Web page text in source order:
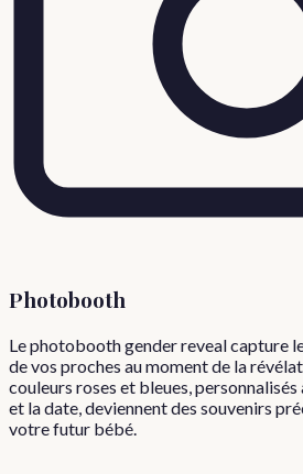
Photobooth
Le photobooth gender reveal capture
de vos proches au moment de la
couleurs roses et bleues,
et la date, deviennent des souvenirs
votre futur bébé.